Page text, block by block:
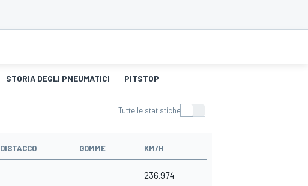
STORIA DEGLI PNEUMATICI PITSTOP
Tutte le statistiche
DISTACCO GOMME KM/H
236.974